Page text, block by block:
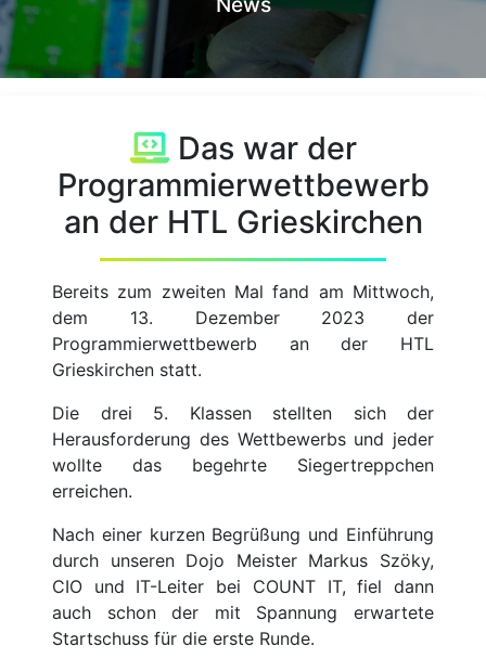
Das war der
Programmierwettbewerb
an der HTL Grieskirchen
Bereits zum zweiten Mal fand am Mittwoch,
dem 13. Dezember 2023 der
Programmierwettbewerb an der HTL
Grieskirchen statt.
Die drei 5. Klassen stellten sich der
Herausforderung des Wettbewerbs und jeder
wollte das begehrte Siegertreppchen
erreichen.
Nach einer kurzen Begrüßung und Einführung
durch unseren Dojo Meister Markus Szöky,
CIO und IT-Leiter bei COUNT IT, fiel dann
auch schon der mit Spannung erwartete
Startschuss für die erste Runde.